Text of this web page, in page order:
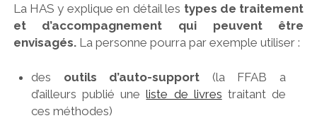
La HAS y explique en détail les types de traitement
et d’accompagnement qui peuvent être
envisagés. La personne pourra par exemple utiliser :
des outils d’auto-support (la FFAB a
d’ailleurs publié uneliste de livres traitant de
ces méthodes)